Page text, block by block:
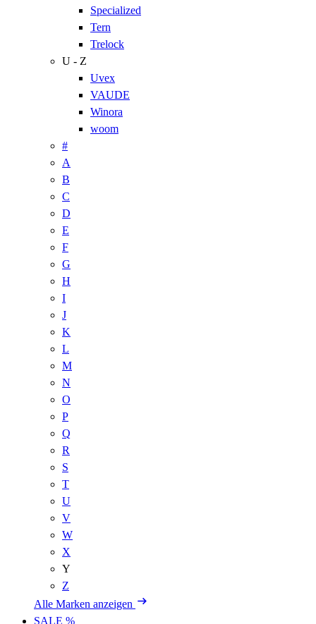
Specialized
Tern
Trelock
U - Z
Uvex
VAUDE
Winora
woom
#
A
B
C
D
E
F
G
H
I
J
K
L
M
N
O
P
Q
R
S
T
U
V
W
X
Y
Z
Alle Marken anzeigen
SALE %